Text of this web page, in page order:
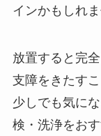
インかもしれま
放置すると完
支障をきたす
少しでも気に
検・洗浄をおす